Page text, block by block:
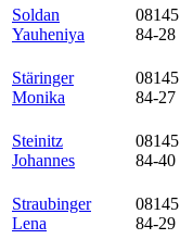
Soldan
Yauheniya
08145
84-28
Stäringer
Monika
08145
84-27
Steinitz
Johannes
08145
84-40
Straubinger
Lena
08145
84-29